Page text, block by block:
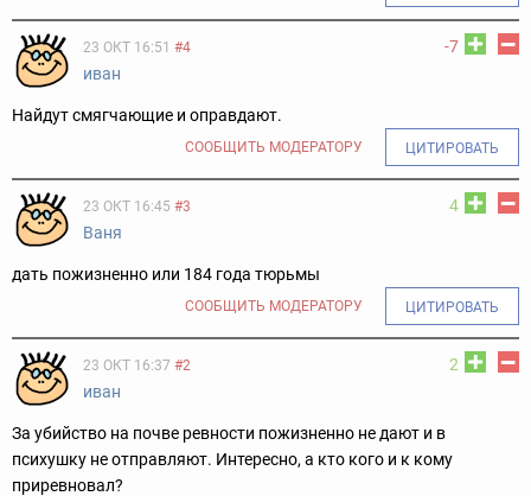
-7
23 ОКТ 16:51 #4
иван
Найдут смягчающие и оправдают.
СООБЩИТЬ МОДЕРАТОРУ ЦИТИРОВАТЬ
4
23 ОКТ 16:45 #3
Ваня
дать пожизненно или 184 года тюрьмы
СООБЩИТЬ МОДЕРАТОРУ ЦИТИРОВАТЬ
2
23 ОКТ 16:37 #2
иван
За убийство на почве ревности пожизненно не дают и в
психушку не отправляют. Интересно, а кто кого и к кому
приревновал?